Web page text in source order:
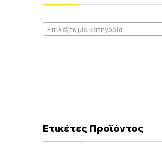
Επιλέξτε μία κατηγορία
Ετικέτες Προϊόντος